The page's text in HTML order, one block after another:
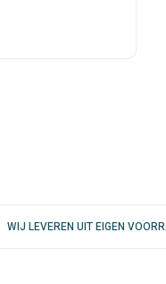
WIJ LEVEREN UIT EIGEN